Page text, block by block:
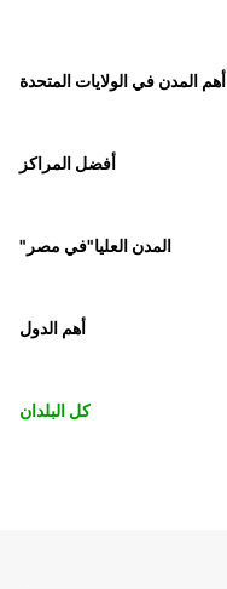
أهم المدن في الولايات المتحدة
أفضل المراكز
"المدن العليا"في مصر
أهم الدول
كل البلدان